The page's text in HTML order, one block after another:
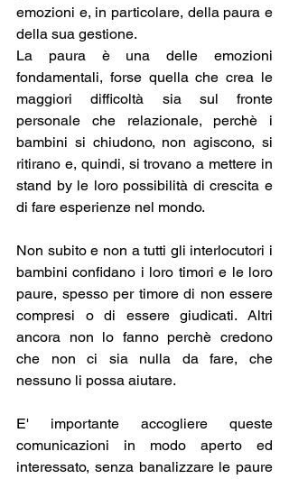
emozioni e, in particolare, della paura e
della sua gestione.
La paura è una delle emozioni
fondamentali, forse quella che crea le
maggiori difficoltà sia sul fronte
personale che relazionale, perchè i
bambini si chiudono, non agiscono, si
ritirano e, quindi, si trovano a mettere in
stand by le loro possibilità di crescita e
di fare esperienze nel mondo.
Non subito e non a tutti gli interlocutori i
bambini confidano i loro timori e le loro
paure, spesso per timore di non essere
compresi o di essere giudicati. Altri
ancora non lo fanno perchè credono
che non ci sia nulla da fare, che
nessuno li possa aiutare.
E' importante accogliere queste
comunicazioni in modo aperto ed
interessato, senza banalizzare le paure